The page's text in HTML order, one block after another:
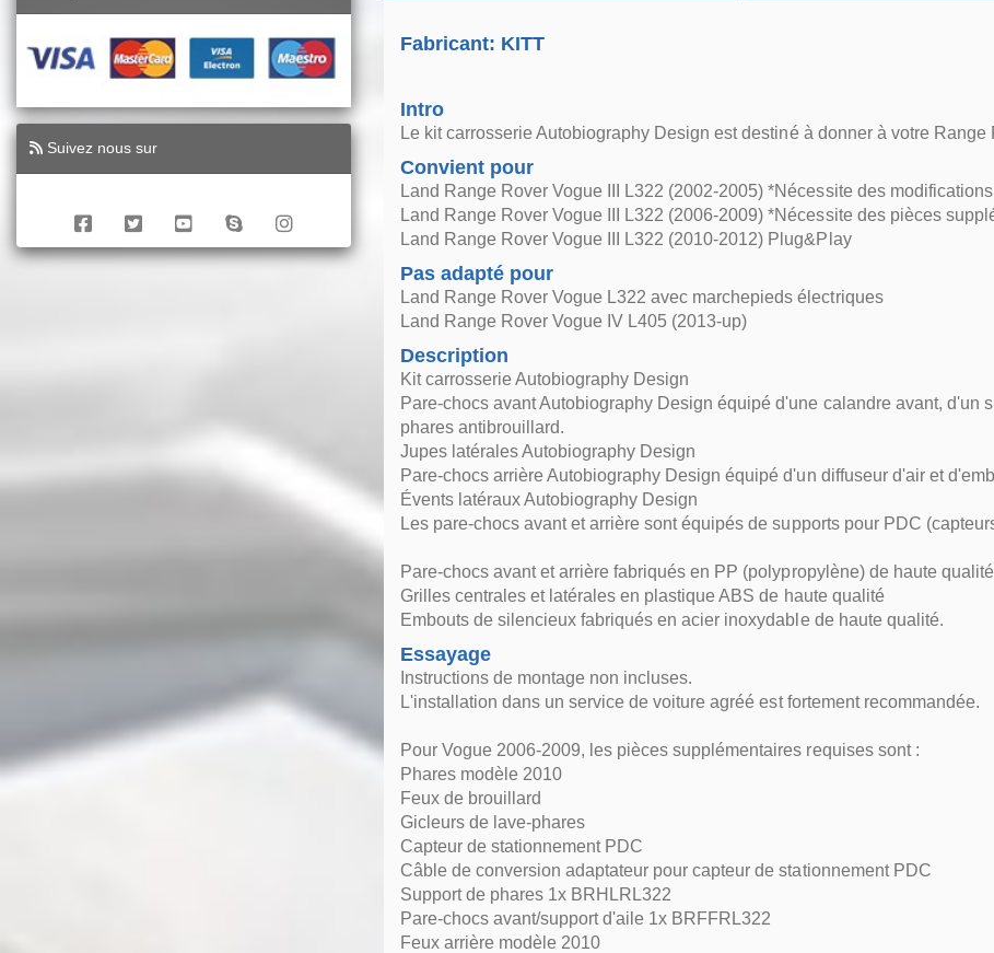
Suivez nous sur
Fabricant: KITT
Intro
Le kit carrosserie Autobiography Design est destiné à donner à votre
Convient pour
Land Range Rover Vogue III L322 (2002-2005) *Nécessite des
Land Range Rover Vogue III L322 (2006-2009) *Nécessite des pièces
Land Range Rover Vogue III L322 (2010-2012) Plug&Play
Pas adapté pour
Land Range Rover Vogue L322 avec marchepieds électriques
Land Range Rover Vogue IV L405 (2013-up)
Description
Kit carrosserie Autobiography Design
Pare-chocs avant Autobiography Design équipé d'une calandre avant, d'un
phares antibrouillard.
Jupes latérales Autobiography Design
Pare-chocs arrière Autobiography Design équipé d'un diffuseur d'air et
Évents latéraux Autobiography Design
Les pare-chocs avant et arrière sont équipés de supports pour PDC
Pare-chocs avant et arrière fabriqués en PP (polypropylène) de haute qualité
Grilles centrales et latérales en plastique ABS de haute qualité
Embouts de silencieux fabriqués en acier inoxydable de haute qualité.
Essayage
Instructions de montage non incluses.
L'installation dans un service de voiture agréé est fortement recommandée.
Pour Vogue 2006-2009, les pièces supplémentaires requises sont :
Phares modèle 2010
Feux de brouillard
Gicleurs de lave-phares
Capteur de stationnement PDC
Câble de conversion adaptateur pour capteur de stationnement PDC
Support de phares 1x BRHLRL322
Pare-chocs avant/support d'aile 1x BRFFRL322
Feux arrière modèle 2010